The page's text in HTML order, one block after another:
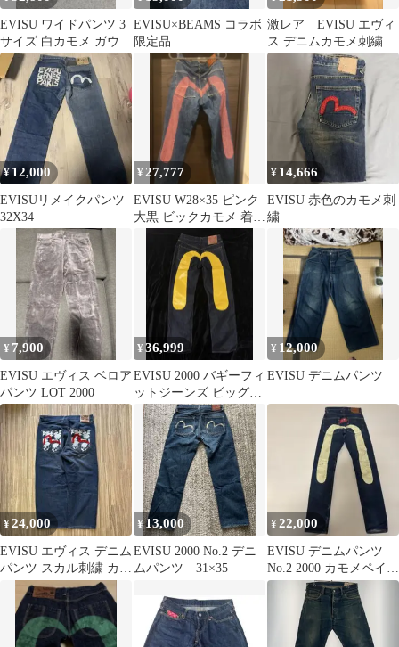
EVISU ワイドパンツ 3
サイズ 白カモメ ガウチ
ョパンツ バギー
EVISU×BEAMS コラボ
限定品
激レア EVISU エヴィ
ス デニムカモメ刺繍レ
ザーポケット シオタ
ニブラザーズ
¥12,000
EVISUリメイクパンツ
32X34
¥ 27,777
EVISU W28×35 ピンク
大黒 ビックカモメ 着画
¥ 14,666
EVISU 赤色のカモメ刺
繍
¥ 7,900
EVISU エヴィス ベロア
パンツ LOT 2000
¥36,999
EVISU 2000 バギーフィ
ットジーンズ ビッグカ
モメ イエロー 28x34
¥ 12,000
EVISU デニムパンツ
¥24,000
EVISU エヴィス デニム
パンツ スカル刺繍 カモ
メ レッド ワイド 平
¥13,000
EVISU 2000 No.2 デニ
ムパンツ 31×35
¥22,000
EVISU デニムパンツ
No.2 2000 カモメペイン
ト